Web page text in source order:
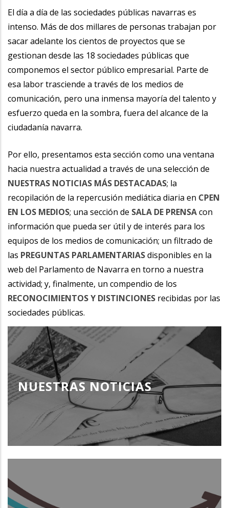
la
navegación
El día a día de las sociedades públicas navarras es
intenso. Más de dos millares de personas trabajan por
sacar adelante los cientos de proyectos que se
gestionan desde las 18 sociedades públicas que
componemos el sector público empresarial. Parte de
esa labor trasciende a través de los medios de
comunicación, pero una inmensa mayoría del talento y
esfuerzo queda en la sombra, fuera del alcance de la
ciudadanía navarra.
Por ello, presentamos esta sección como una ventana
hacia nuestra actualidad a través de una selección de
NUESTRAS NOTICIAS MÁS DESTACADAS; la
recopilación de la repercusión mediática diaria en CPEN
EN LOS MEDIOS; una sección de SALA DE PRENSAcon
información que pueda ser útil y de interés para los
equipos de los medios de comunicación; un filtrado de
las PREGUNTAS PARLAMENTARIASdisponibles en la
web del Parlamento de Navarra en torno a nuestra
actividad; y, finalmente, un compendio de los
RECONOCIMIENTOS Y DISTINCIONES recibidas por las
sociedades públicas.
NUESTRAS NOTICIAS